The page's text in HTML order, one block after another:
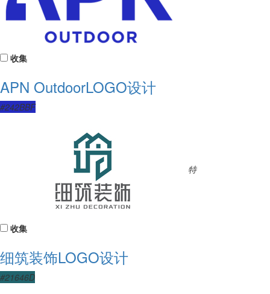
收集
APN OutdoorLOGO设计
#242BBF
特
收集
细筑装饰LOGO设计
#21646D